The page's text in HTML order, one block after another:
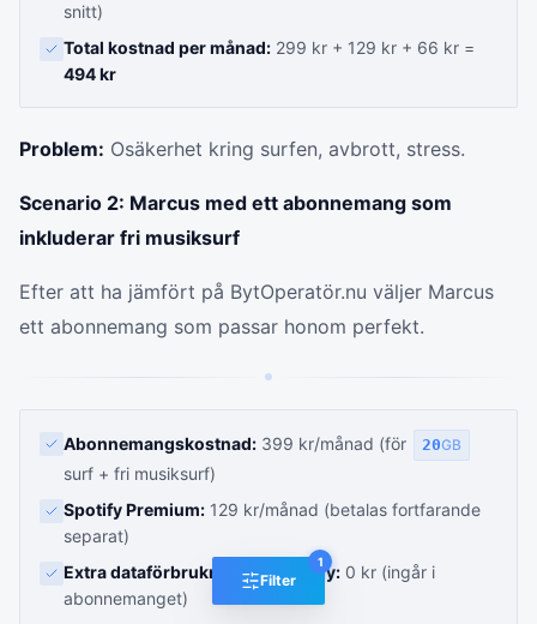
Filter
1
snitt)
Total kostnad per månad: 299 kr + 129 kr + 66 kr =
494 kr
Problem: Osäkerhet kring surfen, avbrott, stress.
Scenario 2: Marcus med ett abonnemang som
inkluderar fri musiksurf
Efter att ha jämfört på BytOperatör.nu väljer Marcus
ett abonnemang som passar honom perfekt.
Abonnemangskostnad: 399 kr/månad (för 20GB
surf + fri musiksurf)
Spotify Premium: 129 kr/månad (betalas fortfarande
separat)
Extra dataförbrukning för Spotify: 0 kr (ingår i
abonnemanget)